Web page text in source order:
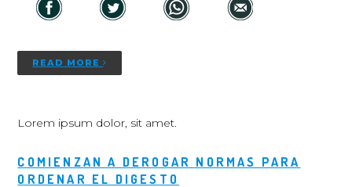
READ MORE
Lorem ipsum dolor, sit amet.
COMIENZAN A DEROGAR NORMAS PARA
ORDENAR EL DIGESTO